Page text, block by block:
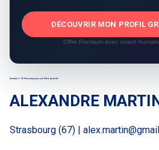
DÉCOUVRIR MON PROFIL
Offre Premium avec coach
Exemple 2 : CV Parcoursup pour une filière générale
ALEXANDRE
Strasbourg (67) |